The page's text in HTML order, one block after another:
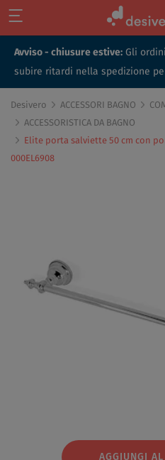
Avviso - chiusure estive: Gli
subire ritardi nella spedizione
Desivero ACCESSORI BAGNO
ACCESSORISTICA DA BAGNO
Elite porta salviette 50 cm con
000EL6908
AGGIUNGI AL